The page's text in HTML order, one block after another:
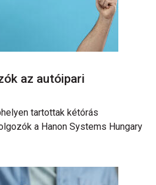
az autóipari
tartottak kétórás
a Hanon Systems Hungary